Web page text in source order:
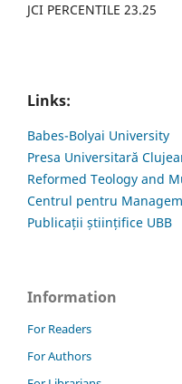
JCI PERCENTILE 23.25
Links:
Babes-Bolyai University
Presa Universitară
Reformed Teology and
Centrul pentru
Publicații științifice UBB
Information
For Readers
For Authors